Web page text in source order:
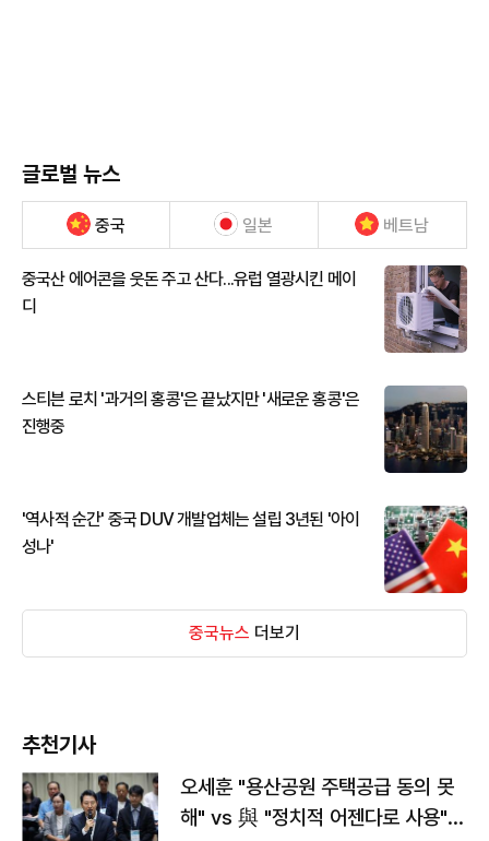
글로벌 뉴스
중국 일본 베트남
중국산 에어콘을 웃돈 주고 산다...유럽 열광시킨 메이
디
스티븐 로치 '과거의 홍콩'은 끝났지만 '새로운 홍콩'은
진행중
'역사적 순간' 중국 DUV 개발업체는 설립 3년된 '아이
성나'
중국뉴스 더보기
추천기사
오세훈 "용산공원 주택공급 동의 못
해" vs 與 "정치적 어젠다로 사용"